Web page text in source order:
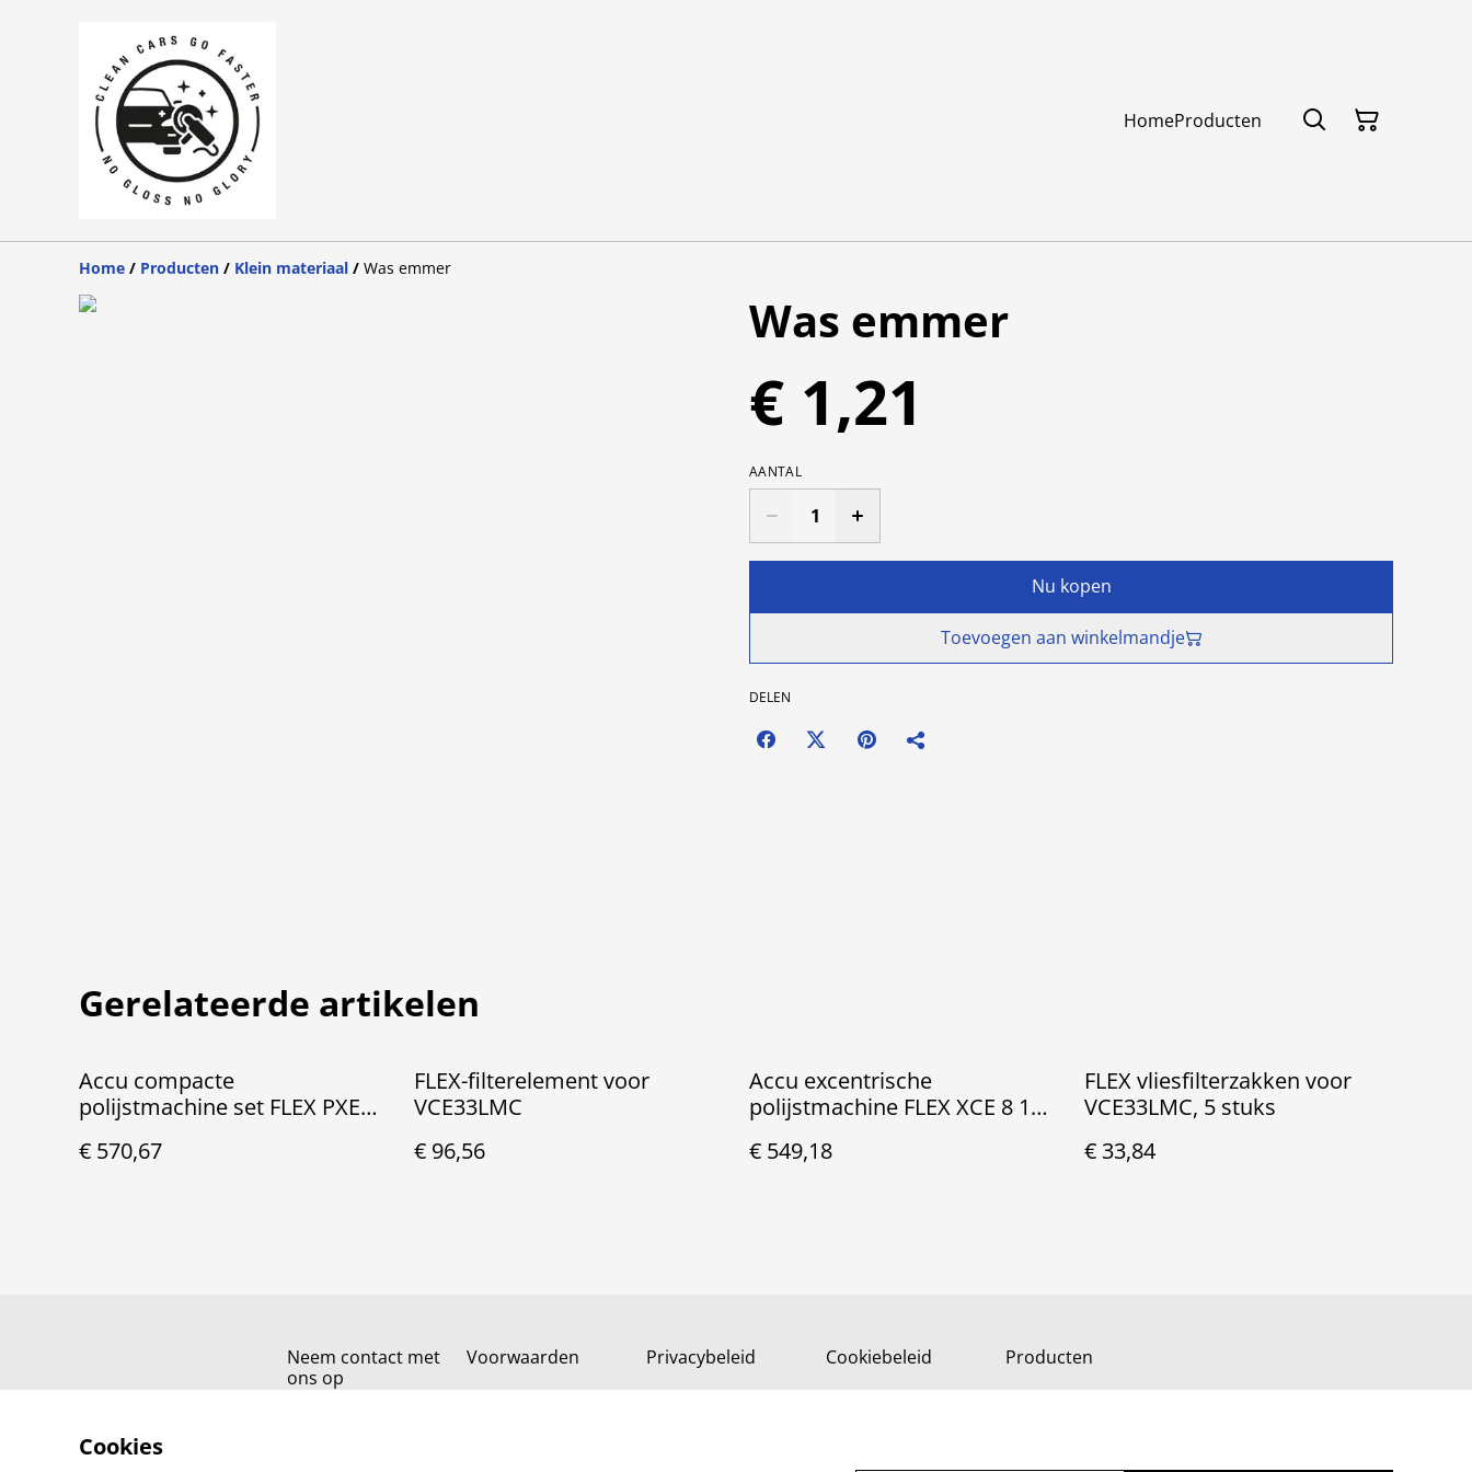
HomeProducten
Home / Producten / Klein materiaal / Was emmer
Was emmer
€ 1,21
AANTAL
Nu kopen
Toevoegen aan winkelmandje
DELEN
Gerelateerde artikelen
Accu compacte
polijstmachine set FLEX PXE
€ 570,67
FLEX-filterelement voor
VCE33LMC
€ 96,56
Accu excentrische
polijstmachine FLEX XCE 8 150
€ 549,18
FLEX vliesfilterzakken voor
VCE33LMC, 5 stuks
€ 33,84
Neem contact met
ons op
Voorwaarden Privacybeleid Cookiebeleid Producten
Cookies